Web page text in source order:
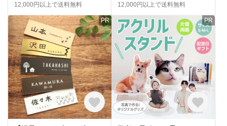
12,000円以上で送料無料 12,000円以上で送料無料
PR PR